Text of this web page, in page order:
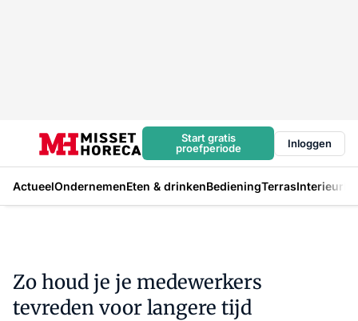
Start gratis
proefperiode
Inloggen
ActueelOndernemenEten & drinkenBedieningTerrasInterieur
Zo houd je je medewerkers
tevreden voor langere tijd